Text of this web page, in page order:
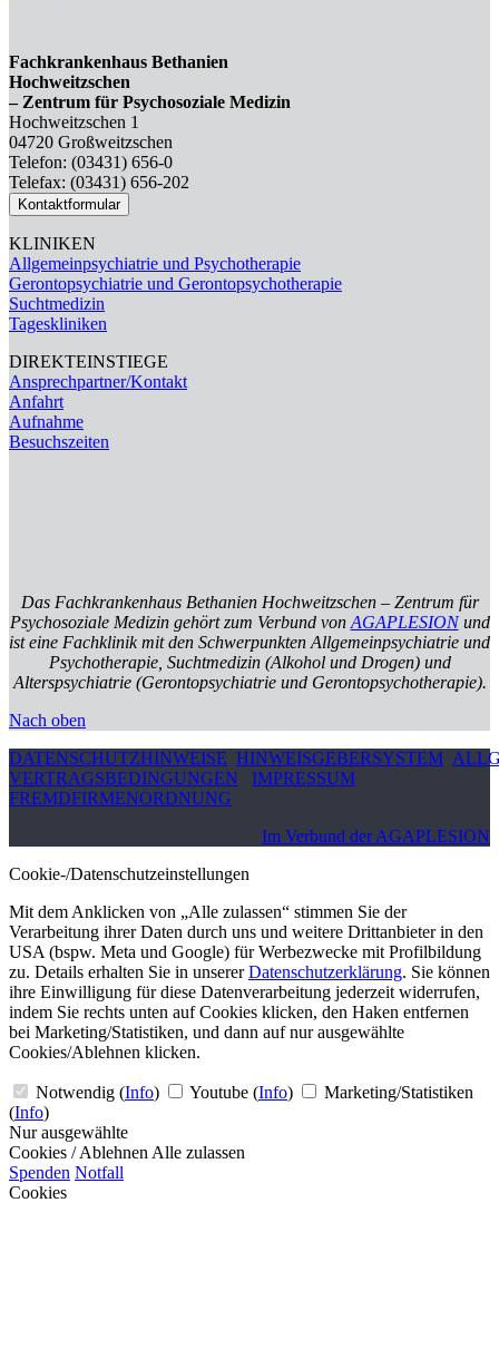
Fachkrankenhaus Bethanien
Hochweitzschen
– Zentrum für Psychosoziale Medizin
Hochweitzschen 1
04720 Großweitzschen
Telefon: (03431) 656-0
Telefax: (03431) 656-202
Kontaktformular
KLINIKEN
Allgemeinpsychiatrie und Psychotherapie
Gerontopsychiatrie und Gerontopsychotherapie
Suchtmedizin
Tageskliniken
DIREKTEINSTIEGE
Ansprechpartner/Kontakt
Anfahrt
Aufnahme
Besuchszeiten
Das Fachkrankenhaus Bethanien Hochweitzschen – Zentrum für
Psychosoziale Medizin gehört zum Verbund von AGAPLESIONund
ist eine Fachklinik mit den Schwerpunkten Allgemeinpsychiatrie und
Psychotherapie, Suchtmedizin (Alkohol und Drogen) und
Alterspsychiatrie (Gerontopsychiatrie und Gerontopsychotherapie).
Nach oben
DATENSCHUTZHINWEISE HINWEISGEBERSYSTEM
VERTRAGSBEDINGUNGEN
IMPRESSUM
FREMDFIRMENORDNUNG
Im Verbund der AGAPLESION
Cookie-/Datenschutzeinstellungen
Mit dem Anklicken von „Alle zulassen“ stimmen Sie der
Verarbeitung ihrer Daten durch uns und weitere Drittanbieter in den
USA (bspw. Meta und Google) für Werbezwecke mit Profilbildung
zu. Details erhalten Sie in unsererDatenschutzerklärung. Sie können
ihre Einwilligung für diese Datenverarbeitung jederzeit widerrufen,
indem Sie rechts unten auf Cookies klicken, den Haken entfernen
bei Marketing/Statistiken, und dann auf nur ausgewählte
Cookies/Ablehnen klicken.
Notwendig (Info) Youtube (Info)
Marketing/Statistiken
(Info)
Nur ausgewählte
Cookies / Ablehnen Alle zulassen
Spenden Notfall
Cookies